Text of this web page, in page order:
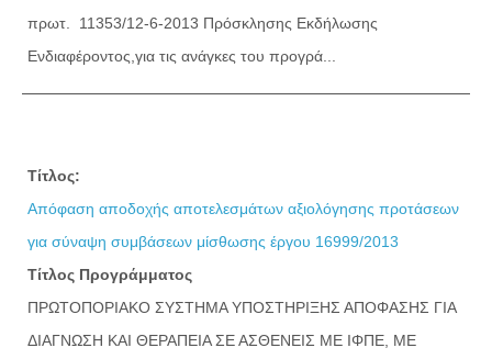
πρωτ. 11353/12-6-2013 Πρόσκλησης Εκδήλωσης
Ενδιαφέροντος,για τις ανάγκες του προγρά...
Τίτλος:
Απόφαση αποδοχής αποτελεσμάτων αξιολόγησης προτάσεων
για σύναψη συμβάσεων μίσθωσης έργου 16999/2013
Τίτλος Προγράμματος
ΠΡΩΤΟΠΟΡΙΑΚΟ ΣΥΣΤΗΜΑ ΥΠΟΣΤΗΡΙΞΗΣ ΑΠΟΦΑΣΗΣ ΓΙΑ
ΔΙΑΓΝΩΣΗ ΚΑΙ ΘΕΡΑΠΕΙΑ ΣΕ ΑΣΘΕΝΕΙΣ ΜΕ ΙΦΠΕ, ΜΕ